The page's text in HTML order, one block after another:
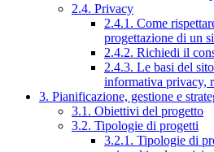
2.4. Privacy
2.4.1. Come
progettazione di un
2.4.2. Richiedi il
2.4.3. Le basi del
informativa privacy,
3. Pianificazione, gestione e
3.1. Obiettivi del progetto
3.2. Tipologie di progetti
3.2.1. Tipologie di